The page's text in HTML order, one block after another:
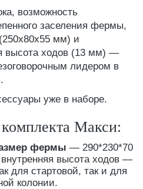
возможность
заселения фермы,
мм) и
высота ходов (13 мм) —
лидером в
уже в наборе.
Макси:
фермы — 290*230*70
высота ходов —
для стартовой, так и для
колонии.